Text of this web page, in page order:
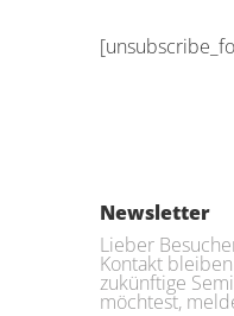
Newsletter
Lieber
Kontakt
zukünftige
möchtest,